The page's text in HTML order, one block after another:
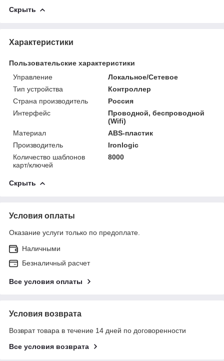
Скрыть
Характеристики
Пользовательские характеристики
Управление
Локальное/Сетевое
Тип устройства
Контроллер
Страна производитель
Россия
Интерфейс
Проводной, беспроводной
(Wifi)
Материал
ABS-пластик
Производитель
Ironlogic
Количество шаблонов
карт/ключей
8000
Скрыть
Условия оплаты
Оказание услуги только по предоплате.
Наличными
Безналичный расчет
Все условия оплаты
Условия возврата
Возврат товара в течение 14 дней по договоренности
Все условия возврата